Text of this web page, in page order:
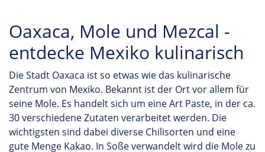
Oaxaca, Mole und Mezcal -
entdecke Mexiko kulinarisch
Die Stadt Oaxaca ist so etwas wie das kulinarische
Zentrum von Mexiko. Bekannt ist der Ort vor allem für
seine Mole. Es handelt sich um eine Art Paste, in der ca.
30 verschiedene Zutaten verarbeitet werden. Die
wichtigsten sind dabei diverse Chilisorten und eine
gute Menge Kakao. In Soße verwandelt wird die Mole zu